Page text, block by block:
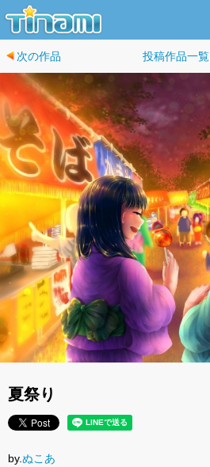
次の作品 投稿作品一覧
夏祭り
by.ぬこあ